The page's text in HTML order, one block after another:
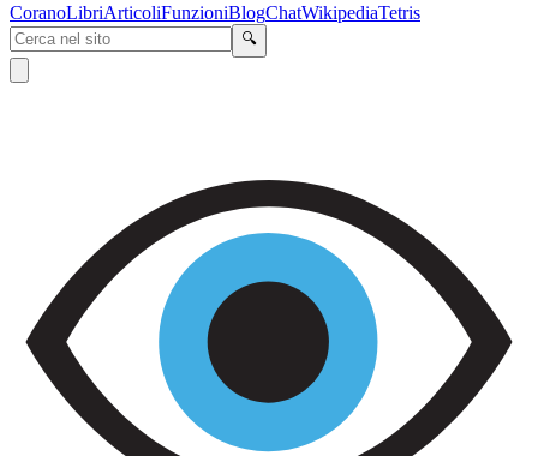
CoranoLibriArticoliFunzioniBlogChatWikipediaTetris
🔍